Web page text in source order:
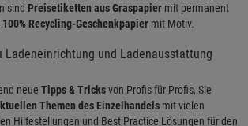
sind Preisetiketten aus Graspapier mit permanent
100% Recycling-Geschenkpapier mit Motiv.
Ladeneinrichtung und Ladenausstattung
neue Tipps & Tricksvon Profis für Profis, Sie
Themen des Einzelhandels mit vielen
Hilfestellungen und Best Practice Lösungen für den